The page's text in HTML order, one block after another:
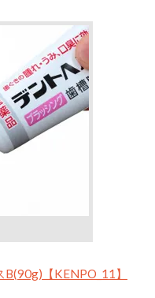
B(90g)【KENPO_11】